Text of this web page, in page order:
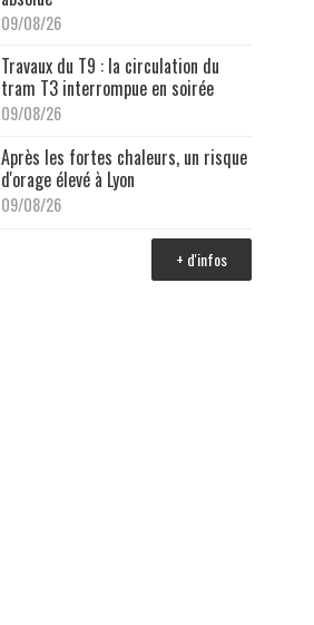
09/08/26
Travaux du T9 : la circulation du
tram T3 interrompue en soirée
09/08/26
Après les fortes chaleurs, un risque
d'orage élevé à Lyon
09/08/26
+ d'infos